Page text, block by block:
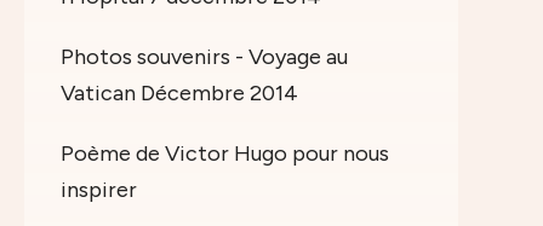
Photos souvenirs - Voyage au
Vatican Décembre 2014
Poème de Victor Hugo pour nous
inspirer